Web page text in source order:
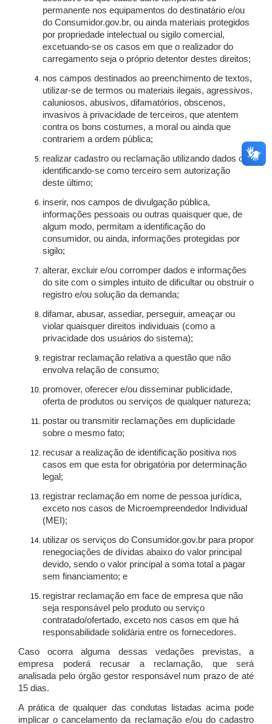
permanente nos equipamentos do destinatário e/ou
do Consumidor.gov.br, ou ainda materiais protegidos
por propriedade intelectual ou sigilo comercial,
excetuando-se os casos em que o realizador do
carregamento seja o próprio detentor destes direitos;
nos campos destinados ao preenchimento de textos,
utilizar-se de termos ou materiais ilegais, agressivos,
caluniosos, abusivos, difamatórios, obscenos,
invasivos à privacidade de terceiros, que atentem
contra os bons costumes, a moral ou ainda que
contrariem a ordem pública;
realizar cadastro ou reclamação utilizando dados ou
identificando-se como terceiro sem autorização
deste último;
inserir, nos campos de divulgação pública,
informações pessoais ou outras quaisquer que, de
algum modo, permitam a identificação do
consumidor, ou ainda, informações protegidas por
sigilo;
alterar, excluir e/ou corromper dados e informações
do site com o simples intuito de dificultar ou obstruir o
registro e/ou solução da demanda;
difamar, abusar, assediar, perseguir, ameaçar ou
violar quaisquer direitos individuais (como a
privacidade dos usuários do sistema);
registrar reclamação relativa a questão que não
envolva relação de consumo;
promover, oferecer e/ou disseminar publicidade,
oferta de produtos ou serviços de qualquer natureza;
postar ou transmitir reclamações em duplicidade
sobre o mesmo fato;
recusar a realização de identificação positiva nos
casos em que esta for obrigatória por determinação
legal;
registrar reclamação em nome de pessoa jurídica,
exceto nos casos de Microempreendedor Individual
(MEI);
utilizar os serviços do Consumidor.gov.br para propor
renegociações de dívidas abaixo do valor principal
devido, sendo o valor principal a soma total a pagar
sem financiamento; e
registrar reclamação em face de empresa que não
seja responsável pelo produto ou serviço
contratado/ofertado, exceto nos casos em que há
responsabilidade solidária entre os fornecedores.
Caso ocorra alguma dessas vedações previstas, a
empresa poderá recusar a reclamação, que será
analisada pelo órgão gestor responsável num prazo de até
15 dias.
A prática de qualquer das condutas listadas acima pode
implicar o cancelamento da reclamação e/ou do cadastro